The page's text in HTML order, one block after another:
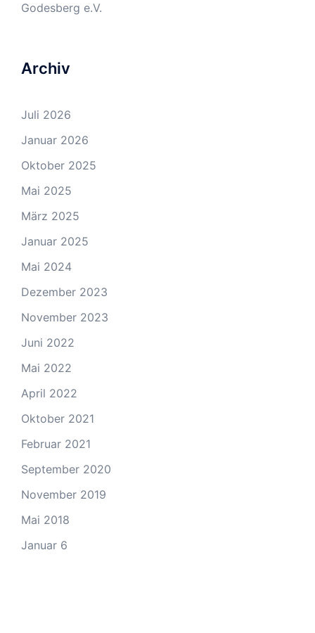
Godesberg e.V.
Archiv
Juli 2026
Januar 2026
Oktober 2025
Mai 2025
März 2025
Januar 2025
Mai 2024
Dezember 2023
November 2023
Juni 2022
Mai 2022
April 2022
Oktober 2021
Februar 2021
September 2020
November 2019
Mai 2018
Januar 6